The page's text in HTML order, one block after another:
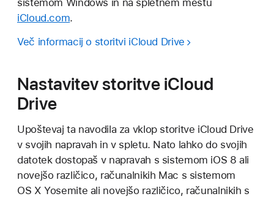
sistemom Windows in na spletnem mestu
iCloud.com.
Več informacij o storitvi iCloud Drive
Nastavitev storitve iCloud
Drive
Upoštevaj ta navodila za vklop storitve iCloud Drive
v svojih napravah in v spletu. Nato lahko do svojih
datotek dostopaš v napravah s sistemom iOS 8 ali
novejšo različico, računalnikih Mac s sistemom
OS X Yosemite ali novejšo različico, računalnikih s